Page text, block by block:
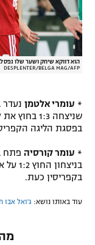
המגזין
הוא דווקא שיחק ושער שלו
DESPLENTER/BELGA MAG/AFP
* עומרי אלטמן
שניצחה
בפסגת הליגה
* עומר קורסיה פתח
בקפריסין כעת.
עוד באותו נושא: ג'ואל אבו